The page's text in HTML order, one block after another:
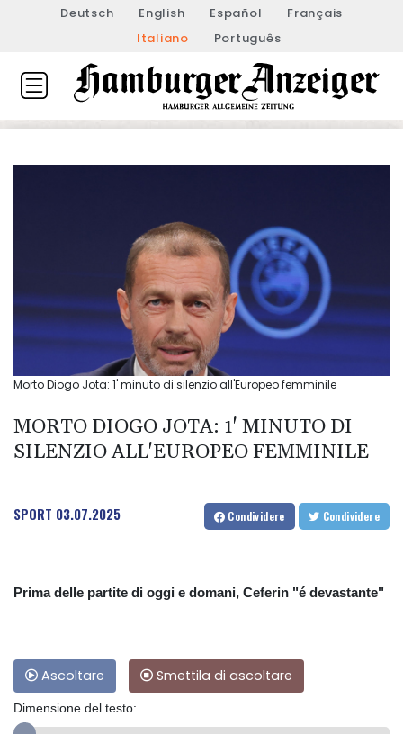
Deutsch English Español
Français
Italiano
Português
Morto Diogo Jota: 1' minuto di silenzio all'Europeo femminile
MORTO DIOGO JOTA: 1' MINUTO DI
SILENZIO ALL'EUROPEO FEMMINILE
SPORT 03.07.2025 Condividere Condividere
Prima delle partite di oggi e domani, Ceferin "é devastante"
Ascoltare Smettila di ascoltare
Dimensione del testo: